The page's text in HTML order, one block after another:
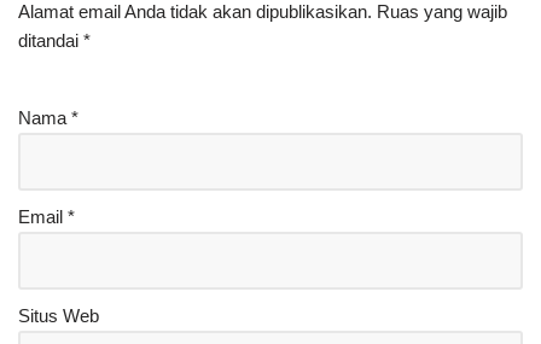
Alamat email Anda tidak akan dipublikasikan. Ruas yang wajib
ditandai *
Nama *
Email *
Situs Web